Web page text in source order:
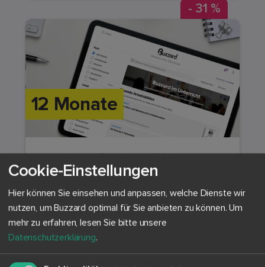
- 31 %
12 Monate
Lehrkräfte-Abo - 12 Monate
8,25 €
inkl. MwSt.
pro Monat, jährliche Abrechnung
entspricht 99,00 € inkl. MwSt. / Jahr
Cookie-Einstellungen
Hier können Sie einsehen und anpassen, welche Dienste wir
nutzen, um Buzzard optimal für Sie anbieten zu können. Um
mehr zu erfahren, lesen Sie bitte unsere
Datenschutzerklärung.